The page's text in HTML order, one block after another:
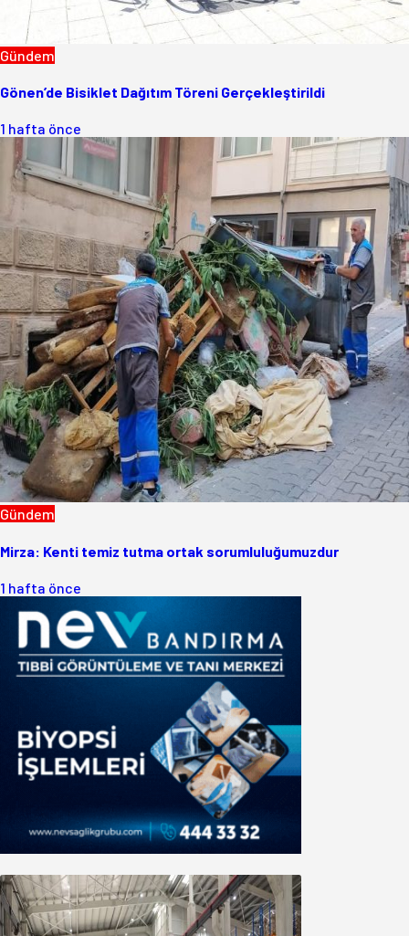
Gündem
Gönen’de Bisiklet Dağıtım Töreni Gerçekleştirildi
1 hafta önce
Gündem
Mirza: Kenti temiz tutma ortak sorumluluğumuzdur
1 hafta önce